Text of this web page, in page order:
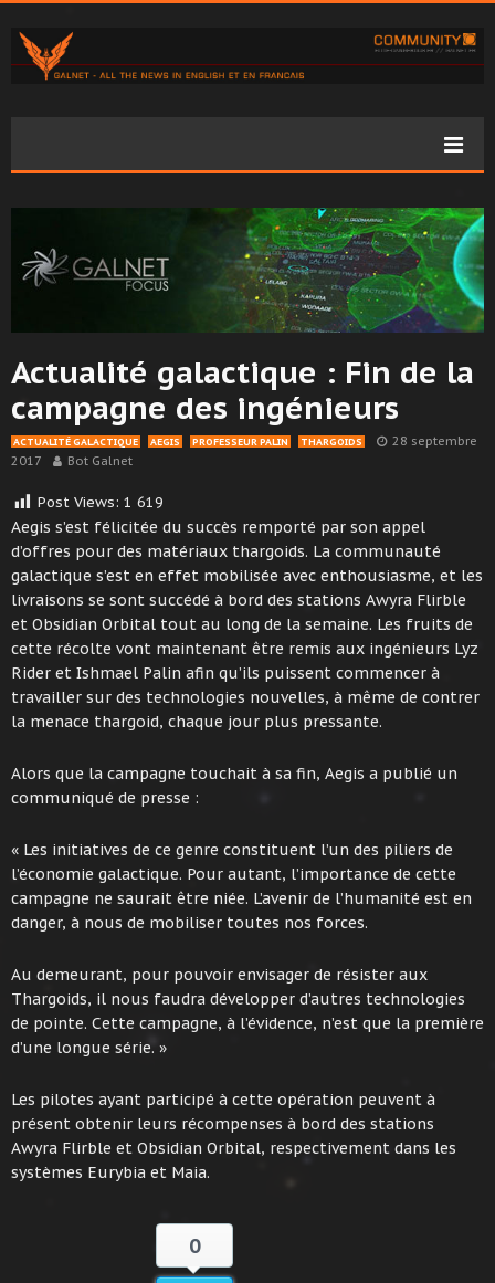
Actualité galactique : Fin de la
campagne des ingénieurs
ACTUALITÉ GALACTIQUE AEGIS PROFESSEUR PALIN THARGOIDS
28 septembre
2017
Bot Galnet
Post Views: 1 619
Aegis s’est félicitée du succès remporté par son appel
d’offres pour des matériaux thargoids. La communauté
galactique s’est en effet mobilisée avec enthousiasme, et les
livraisons se sont succédé à bord des stations Awyra Flirble
et Obsidian Orbital tout au long de la semaine. Les fruits de
cette récolte vont maintenant être remis aux ingénieurs Lyz
Rider et Ishmael Palin afin qu’ils puissent commencer à
travailler sur des technologies nouvelles, à même de contrer
la menace thargoid, chaque jour plus pressante.
Alors que la campagne touchait à sa fin, Aegis a publié un
communiqué de presse :
« Les initiatives de ce genre constituent l’un des piliers de
l’économie galactique. Pour autant, l’importance de cette
campagne ne saurait être niée. L’avenir de l’humanité est en
danger, à nous de mobiliser toutes nos forces.
Au demeurant, pour pouvoir envisager de résister aux
Thargoids, il nous faudra développer d’autres technologies
de pointe. Cette campagne, à l’évidence, n’est que la première
d’une longue série. »
Les pilotes ayant participé à cette opération peuvent à
présent obtenir leurs récompenses à bord des stations
Awyra Flirble et Obsidian Orbital, respectivement dans les
systèmes Eurybia et Maia.
0